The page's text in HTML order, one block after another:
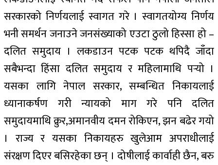
सरकारको निर्णयलाई स्वागत गरे । स्वागतयोग्य निर्णय
भनी समर्थन जनाउने जनसंख्याको एउटा ठुलो हिस्सा हो –
दलित समुदाय । लकडाउन पटक पटक थपिदै जाँदा
सबैभन्दा हिंसा दलित समुदाय र महिलामाथि पर्‍यो ।
यसका लागि नेपाल सरकार, सम्बन्धित निकायलाई
ध्यानाकर्षण गरी न्यायको माग गरे पनि दलित
समुदायमाथि क्रुर,अमानवीय दमन रोकिएन, झन बढेर गयो
। राज्य र यसका निकायहरु खुलेआम अपराधीलाई
संरक्षण दिएर बसिरहेका छन् । दोषीलाई कार्वाही छैन, बरु